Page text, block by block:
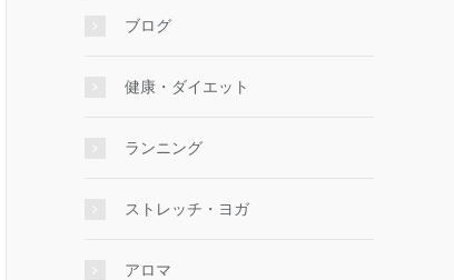
ブログ
健康・ダイエット
ランニング
ストレッチ・ヨガ
アロマ